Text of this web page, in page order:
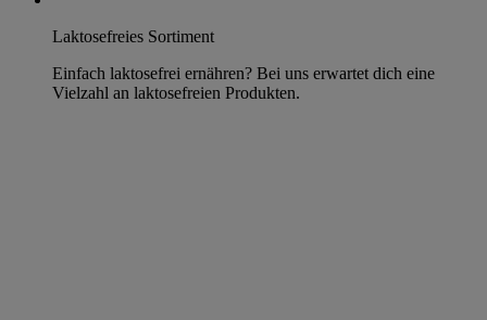
Laktosefreies Sortiment
Einfach laktosefrei ernähren? Bei uns erwartet dich eine
Vielzahl an laktosefreien Produkten.